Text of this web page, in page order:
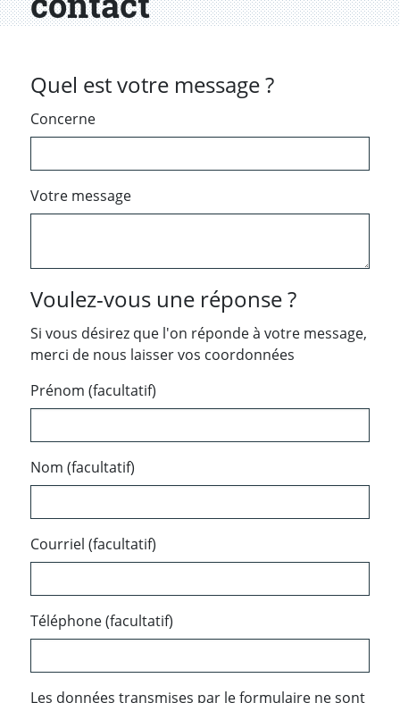
Quel est votre message ?
Concerne
Votre message
Voulez-vous une réponse ?
Si vous désirez que l'on réponde à votre message,
merci de nous laisser vos coordonnées
Prénom (facultatif)
Nom (facultatif)
Courriel (facultatif)
Téléphone (facultatif)
Les données transmises par le formulaire ne sont